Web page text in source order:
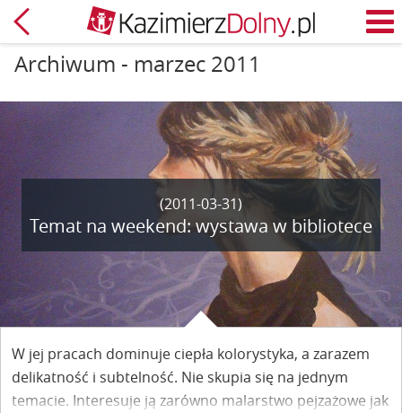
Powrót
Archiwum - marzec 2011
(2011-03-31)
Temat na weekend: wystawa w bibliotece
W jej pracach dominuje ciepła kolorystyka, a zarazem
delikatność i subtelność. Nie skupia się na jednym
temacie. Interesuje ją zarówno malarstwo pejzażowe jak